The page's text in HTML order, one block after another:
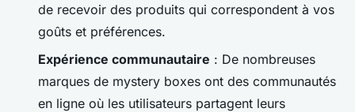
de recevoir des produits qui correspondent à vos
goûts et préférences.
Expérience communautaire : De nombreuses
marques de mystery boxes ont des communautés
en ligne où les utilisateurs partagent leurs